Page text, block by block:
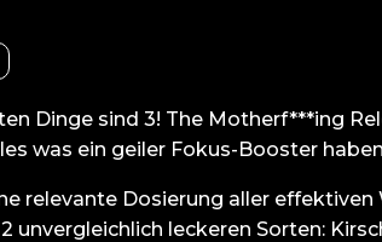
Dinge sind 3! The Motherf***ing
was ein geiler Fokus-Booster
relevante Dosierung aller
unvergleichlich leckeren Sorten: